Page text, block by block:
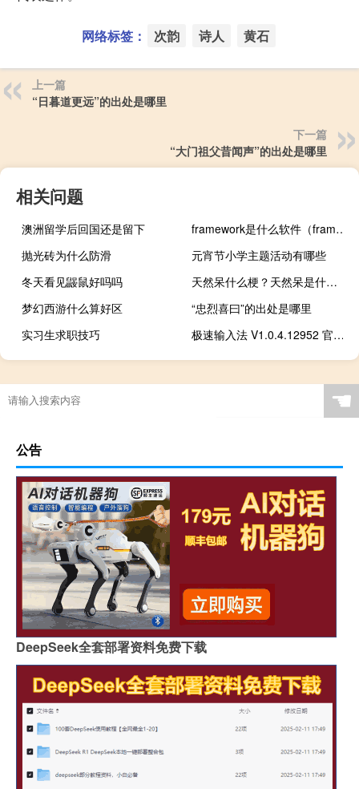
网络标签： 次韵 诗人 黄石
上一篇
“日暮道更远”的出处是哪里
下一篇
“大门祖父昔闻声”的出处是哪里
相关问题
澳洲留学后回国还是留下
framework是什么软件（framework是什么）
抛光砖为什么防滑
元宵节小学主题活动有哪些
冬天看见鼹鼠好吗吗
天然呆什么梗？天然呆是什么意思什么梗
梦幻西游什么算好区
“忠烈喜曰”的出处是哪里
实习生求职技巧
极速输入法 V1.0.4.12952 官方版（极速输入法 V1.0.4.12952 官方版功能简介）
☚
公告
DeepSeek全套部署资料免费下载